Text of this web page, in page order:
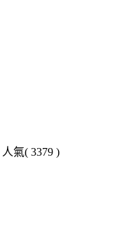
人氣( 3379 )